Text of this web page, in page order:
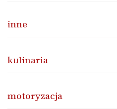
inne
kulinaria
motoryzacja